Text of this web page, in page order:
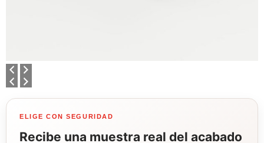
ELIGE CON SEGURIDAD
Recibe una muestra real del acabado